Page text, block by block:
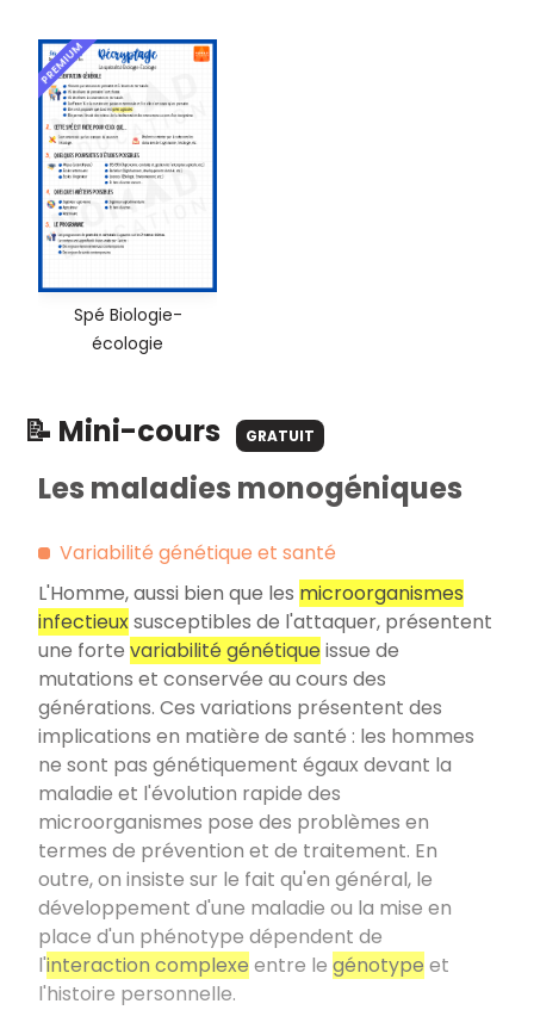
PREMIUM
Spé Biologie-
écologie
📝 Mini-cours GRATUIT
Les maladies monogéniques
Variabilité génétique et santé
L'Homme, aussi bien que les microorganismes
infectieuxsusceptibles de l'attaquer, présentent
une forte variabilité génétique issue de
mutations et conservée au cours des
générations. Ces variations présentent des
implications en matière de santé : les hommes
ne sont pas génétiquement égaux devant la
maladie et l'évolution rapide des
microorganismes pose des problèmes en
termes de prévention et de traitement. En
outre, on insiste sur le fait qu'en général, le
développement d'une maladie ou la mise en
place d'un phénotype dépendent de
l'interaction complexe entre le génotype et
l'histoire personnelle.